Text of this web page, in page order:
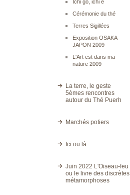
Ichi go, ichi é
Cérémonie du thé
Terres Sigillées
Exposition OSAKA
JAPON 2009
L'Art est dans ma
nature 2009
La terre, le geste
5èmes rencontres
autour du Thé Puerh
Marchés potiers
Ici ou là
Juin 2022 L'Oiseau-feu
ou le livre des discrètes
métamorphoses